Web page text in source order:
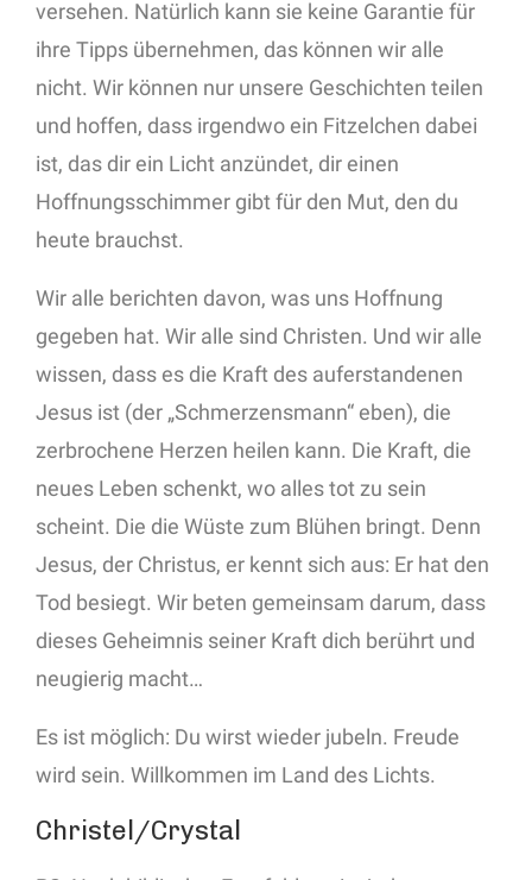
versehen. Natürlich kann sie keine Garantie für
ihre Tipps übernehmen, das können wir alle
nicht. Wir können nur unsere Geschichten teilen
und hoffen, dass irgendwo ein Fitzelchen dabei
ist, das dir ein Licht anzündet, dir einen
Hoffnungsschimmer gibt für den Mut, den du
heute brauchst.
Wir alle berichten davon, was uns Hoffnung
gegeben hat. Wir alle sind Christen. Und wir alle
wissen, dass es die Kraft des auferstandenen
Jesus ist (der „Schmerzensmann“ eben), die
zerbrochene Herzen heilen kann. Die Kraft, die
neues Leben schenkt, wo alles tot zu sein
scheint. Die die Wüste zum Blühen bringt. Denn
Jesus, der Christus, er kennt sich aus: Er hat den
Tod besiegt. Wir beten gemeinsam darum, dass
dieses Geheimnis seiner Kraft dich berührt und
neugierig macht…
Es ist möglich: Du wirst wieder jubeln. Freude
wird sein. Willkommen im Land des Lichts.
Christel/Crystal